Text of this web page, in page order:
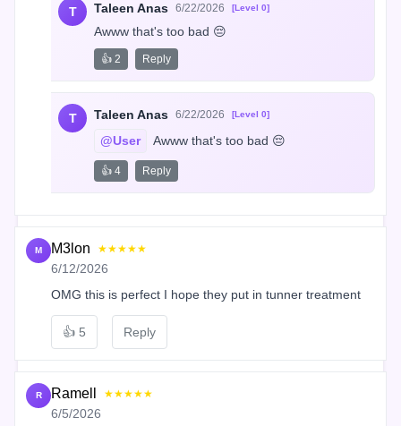
T Taleen Anas 6/22/2026 [Level 0]
Awww that's too bad 😔
👍 2 Reply
T Taleen Anas 6/22/2026 [Level 0]
@User Awww that's too bad 😔
👍 4 Reply
M M3lon ★★★★★
6/12/2026
OMG this is perfect I hope they put in tunner treatment
👍 5 Reply
R Ramell ★★★★★
6/5/2026